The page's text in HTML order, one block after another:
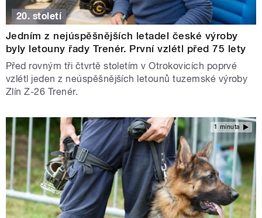
20. století
Jedním z nejúspěšnějších letadel české výroby
byly letouny řady Trenér. První vzlétl před 75 lety
Před rovným tři čtvrtě stoletím v Otrokovicích poprvé
vzlétl jeden z neúspěšnějších letounů tuzemské výroby
Zlín Z-26 Trenér.
1 minuta